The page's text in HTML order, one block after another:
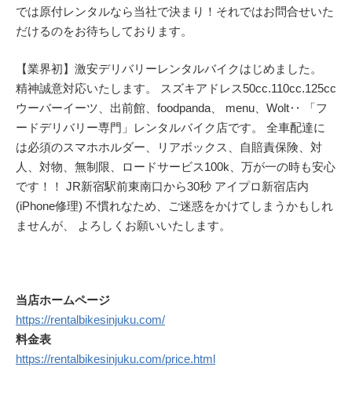
では原付レンタルなら当社で決まり！それではお問合せいた
だけるのをお待ちしております。
【業界初】激安デリバリーレンタルバイクはじめました。
精神誠意対応いたします。 スズキアドレス50cc.110cc.125cc
ウーバーイーツ、出前館、foodpanda、 menu、Wolt‥ 「フ
ードデリバリー専門」レンタルバイク店です。 全車配達に
は必須のスマホホルダー、リアボックス、自賠責保険、対
人、対物、無制限、ロードサービス100k、万が一の時も安心
です！！ JR新宿駅前東南口から30秒 アイプロ新宿店内
(iPhone修理) 不慣れなため、ご迷惑をかけてしまうかもしれ
ませんが、 よろしくお願いいたします。
当店ホームページ
https://rentalbikesinjuku.com/
料金表
https://rentalbikesinjuku.com/price.html